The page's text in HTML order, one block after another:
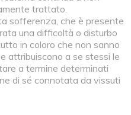
trattato.
sofferenza, che è presente
una difficoltà o disturbo
in coloro che non sanno
attribuiscono a se stessi le
a termine determinati
di sé connotata da vissuti